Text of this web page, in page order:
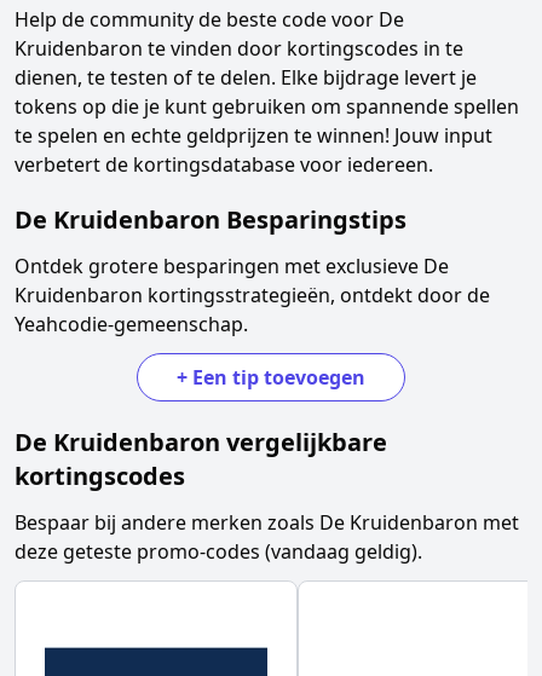
Help de community de beste code voor De
Kruidenbaron te vinden door kortingscodes in te
dienen, te testen of te delen. Elke bijdrage levert je
tokens op die je kunt gebruiken om spannende spellen
te spelen en echte geldprijzen te winnen! Jouw input
verbetert de kortingsdatabase voor iedereen.
De Kruidenbaron Besparingstips
Ontdek grotere besparingen met exclusieve De
Kruidenbaron kortingsstrategieën, ontdekt door de
Yeahcodie-gemeenschap.
+ Een tip toevoegen
De Kruidenbaron vergelijkbare
kortingscodes
Bespaar bij andere merken zoals De Kruidenbaron met
deze geteste promo-codes (vandaag geldig).